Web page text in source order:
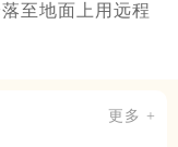
至地面上用远程
更多 +